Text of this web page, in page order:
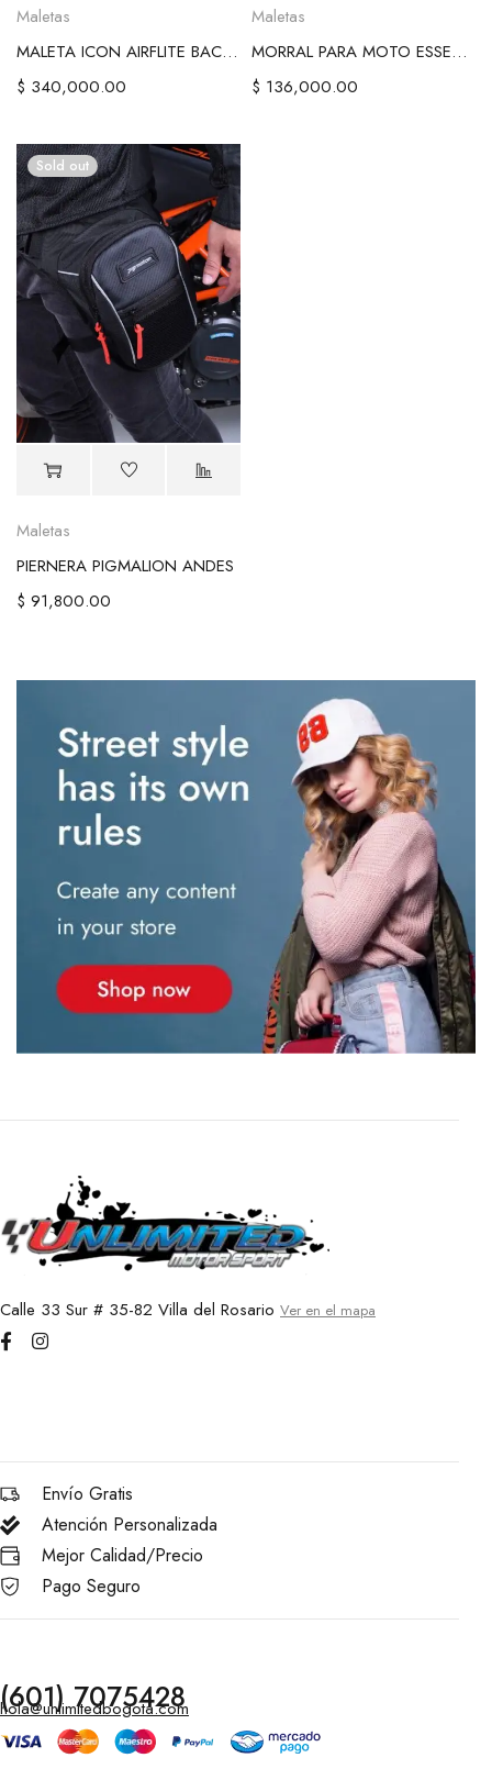
Maletas
MALETA ICON AIRFLITE BACKPACK - BLACK
$ 340,000.00
Maletas
MORRAL PARA MOTO ESSENTIAL
$ 136,000.00
Sold out
Maletas
PIERNERA PIGMALION ANDES
$ 91,800.00
Calle 33 Sur # 35-82 Villa del Rosario Ver en el mapa
Envío Gratis
Atención Personalizada
Mejor Calidad/Precio
Pago Seguro
(601) 7075428
hola@unlimitedbogota.com